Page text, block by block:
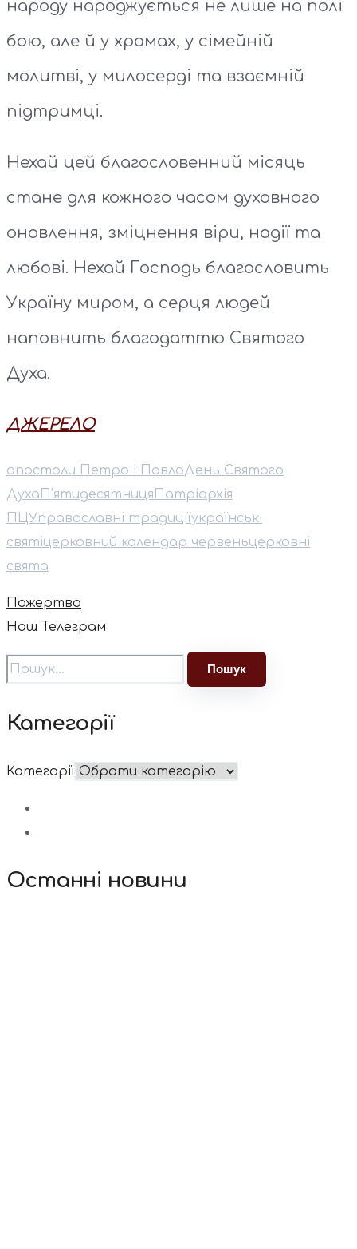
народу народжується не лише на полі
бою, але й у храмах, у сімейній
молитві, у милосерді та взаємній
підтримці.
Нехай цей благословенний місяць
стане для кожного часом духовного
оновлення, зміцнення віри, надії та
любові. Нехай Господь благословить
Україну миром, а серця людей
наповнить благодаттю Святого
Духа.
ДЖЕРЕЛО
апостоли Петро і ПавлоДень Святого
Духа П’ятидесятниця Патріархія
ПЦУправославні традиціїукраїнські
святіцерковний календар червеньцерковні
свята
Пожертва
Наш Телеграм
Категорії
Категорії
Останні новини